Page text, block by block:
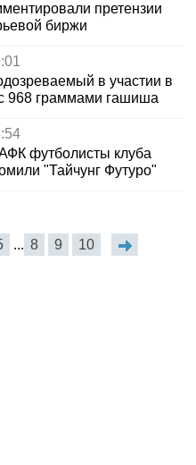
претензии
биржи
в участии в
968 граммами гашиша
футболисты клуба
"Тайчунг Футуро"
... 8 9 10